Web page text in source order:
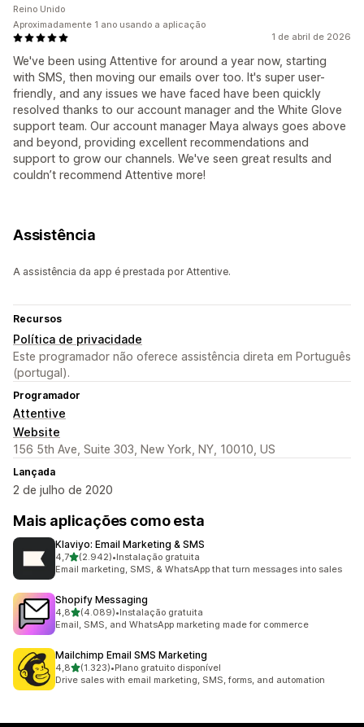
1 de abril de 2026
We've been using Attentive for around a year now, starting
with SMS, then moving our emails over too. It's super user-
friendly, and any issues we have faced have been quickly
resolved thanks to our account manager and the White Glove
support team. Our account manager Maya always goes above
and beyond, providing excellent recommendations and
support to grow our channels. We've seen great results and
couldn’t recommend Attentive more!
Reino Unido
Aproximadamente 1 ano usando a aplicação
Assistência
A assistência da app é prestada por Attentive.
Recursos
Política de privacidade
Este programador não oferece assistência direta em Português
(portugal).
Programador
Attentive
Website
156 5th Ave, Suite 303, New York, NY, 10010, US
Lançada
2 de julho de 2020
Mais aplicações como esta
Klaviyo: Email Marketing & SMS
4,7de 5 estrelas
(2.942)
2942 total de avaliações
•Instalação gratuita
Email marketing, SMS, & WhatsApp that turn messages into sales
Shopify Messaging
4,8de 5 estrelas
(4.089)
4089 total de avaliações
•Instalação gratuita
Email, SMS, and WhatsApp marketing made for commerce
Mailchimp Email SMS Marketing
4,8de 5 estrelas
(1.323)
1323 total de avaliações
•Plano gratuito disponível
Drive sales with email marketing, SMS, forms, and automation